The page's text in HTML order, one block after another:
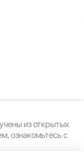
из открытых
ознакомьтесь с